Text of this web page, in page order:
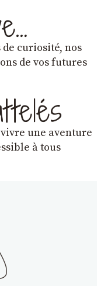
curiosité, nos
de vos futures
une aventure
à tous